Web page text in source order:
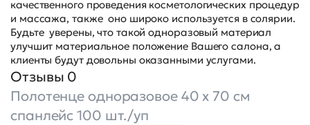
качественного проведения косметологических процедур
и массажа, также оно широко используется в солярии.
Будьте уверены, что такой одноразовый материал
улучшит материальное положение Вашего салона, а
клиенты будут довольны оказанными услугами.
Отзывы 0
Полотенце одноразовое 40 х 70 см
спанлейс 100 шт./уп